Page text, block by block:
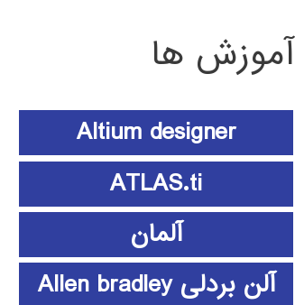
آموزش ها
Altium designer
ATLAS.ti
آلمان
آلن بردلی Allen bradley